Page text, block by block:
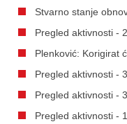
Stvarno stanje
Pregled aktivnosti -
Plenković: Korigirat
Pregled aktivnosti -
Pregled aktivnosti -
Pregled aktivnosti -